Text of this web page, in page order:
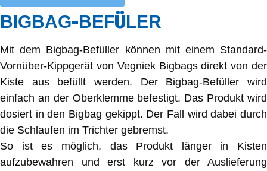
BIGBAG-BEFÜLER
Mit dem Bigbag-Befüller können mit einem Standard-
Vornüber-Kippgerät von Vegniek Bigbags direkt von der
Kiste aus befüllt werden. Der Bigbag-Befüller wird
einfach an der Oberklemme befestigt. Das Produkt wird
dosiert in den Bigbag gekippt. Der Fall wird dabei durch
die Schlaufen im Trichter gebremst.
So ist es möglich, das Produkt länger in Kisten
aufzubewahren und erst kurz vor der Auslieferung